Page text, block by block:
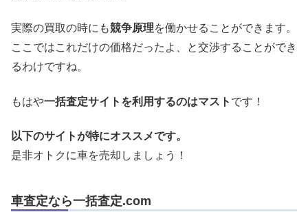
実際の買取の時にも競争原理を働かせることができます。
ここではこれだけの価格だったよ、と交渉することができ
るわけですね。
もはや一括査定サイトを利用するのはマスト です！
以下のサイトが特にオススメです。
是非オトクに車を売却しましょう！
車査定なら一括査定.com